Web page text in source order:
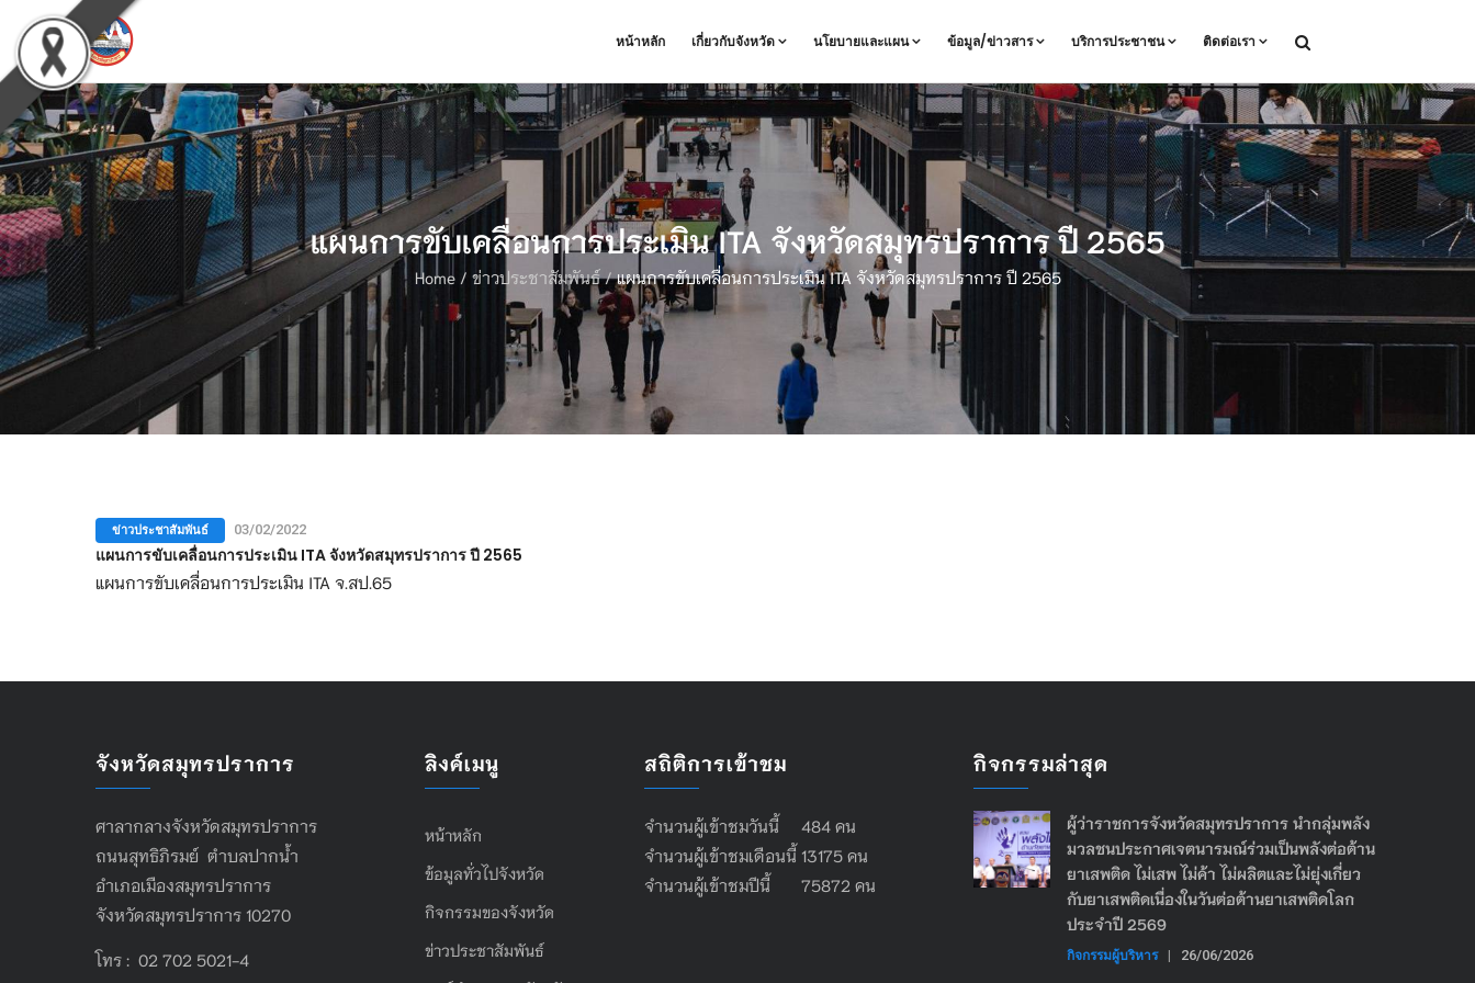
หน้าหลัก เกี่ยวกับจังหวัด นโยบายและแผน ข้อมูล/ข่าวสาร บริการประชาชน ติดต่อเรา
แผนการขับเคลื่อนการประเมิน ITA จังหวัดสมุทรปราการ ปี 2565
Home/ ข่าวประชาสัมพันธ์/แผนการขับเคลื่อนการประเมิน ITA จังหวัดสมุทรปราการ ปี 2565
ข่าวประชาสัมพันธ์ 03/02/2022
แผนการขับเคลื่อนการประเมิน ITA จังหวัดสมุทรปราการ ปี 2565
แผนการขับเคลื่อนการประเมิน ITA จ.สป.65
จังหวัดสมุทรปราการ
ศาลากลางจังหวัดสมุทรปราการ
ถนนสุทธิภิรมย์ ตำบลปากน้ำ
อำเภอเมืองสมุทรปราการ
จังหวัดสมุทรปราการ 10270
โทร : 02 702 5021-4
ลิงค์เมนู
หน้าหลัก
ข้อมูลทั่วไปจังหวัด
กิจกรรมของจังหวัด
ข่าวประชาสัมพันธ์
สถิติการเข้าชม
จำนวนผู้เข้าชมวันนี้ 484 คน
จำนวนผู้เข้าชมเดือนนี้ 13175 คน
จำนวนผู้เข้าชมปีนี้ 75872 คน
กิจกรรมล่าสุด
ผู้ว่าราชการจังหวัดสมุทรปราการ นำกลุ่มพลัง
มวลชนประกาศเจตนารมณ์ร่วมเป็นพลังต่อต้าน
ยาเสพติด ไม่เสพ ไม่ค้า ไม่ผลิตและไม่ยุ่งเกี่ยว
กับยาเสพติดเนื่องในวันต่อต้านยาเสพติดโลก
ประจำปี 2569
กิจกรรมผู้บริหาร | 26/06/2026